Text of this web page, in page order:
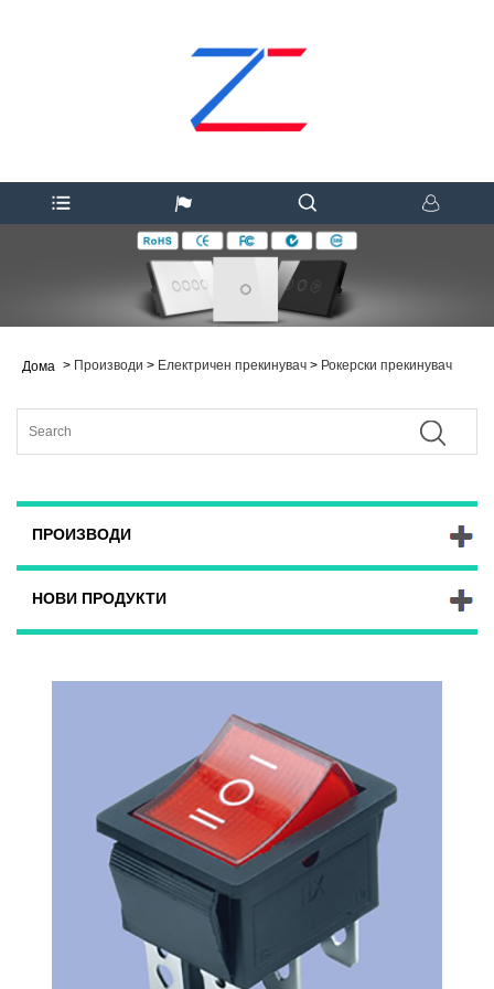
Дома > Производи > Електричен прекинувач > Рокерски прекинувач
ПРОИЗВОДИ
НОВИ ПРОДУКТИ